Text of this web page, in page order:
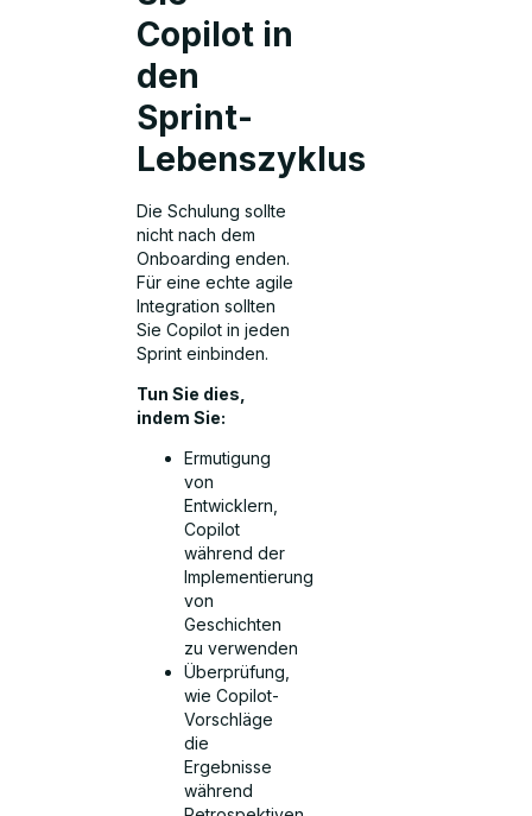
Copilot in
den
Sprint-
Lebenszyklus
Die Schulung sollte
nicht nach dem
Onboarding enden.
Für eine echte agile
Integration sollten
Sie Copilot in jeden
Sprint einbinden.
Tun Sie dies,
indem Sie:
Ermutigung
von
Entwicklern,
Copilot
während der
Implementierung
von
Geschichten
zu verwenden
Überprüfung,
wie Copilot-
Vorschläge
die
Ergebnisse
während